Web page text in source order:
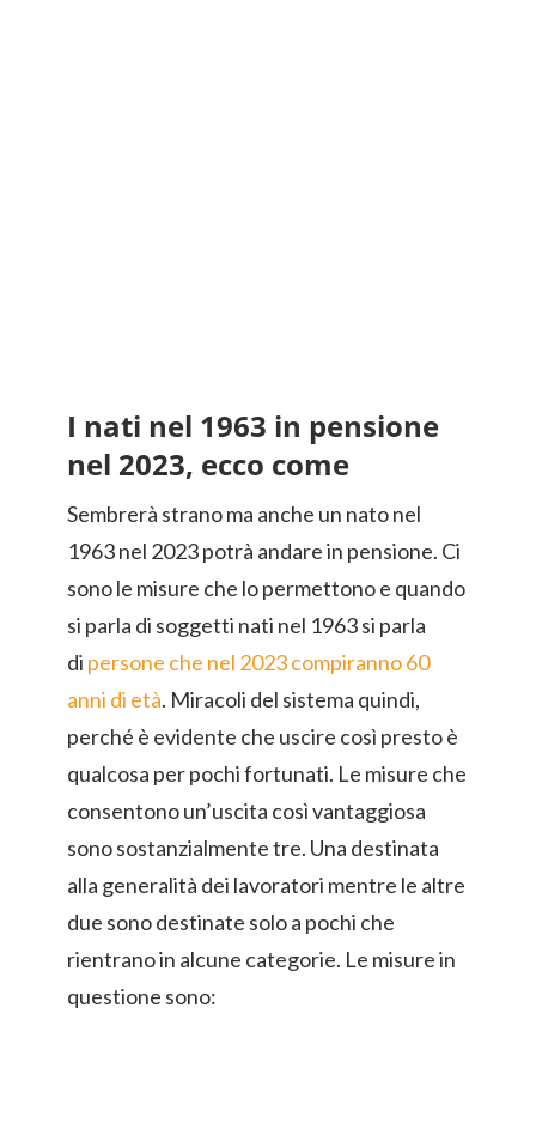
I nati nel 1963 in pensione
nel 2023, ecco come
Sembrerà strano ma anche un nato nel
1963 nel 2023 potrà andare in pensione. Ci
sono le misure che lo permettono e quando
si parla di soggetti nati nel 1963 si parla
di persone che nel 2023 compiranno 60
anni di età. Miracoli del sistema quindi,
perché è evidente che uscire così presto è
qualcosa per pochi fortunati. Le misure che
consentono un’uscita così vantaggiosa
sono sostanzialmente tre. Una destinata
alla generalità dei lavoratori mentre le altre
due sono destinate solo a pochi che
rientrano in alcune categorie. Le misure in
questione sono: